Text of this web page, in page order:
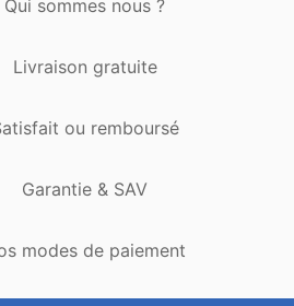
Qui sommes nous ?
Livraison gratuite
ou remboursé
Garantie & SAV
modes de paiement